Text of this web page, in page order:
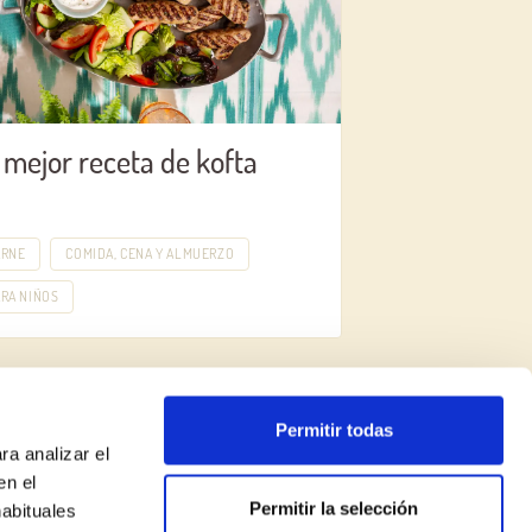
analizar el
el
Permitir todas
Permitir la selección
receta de kofta
COMIDA, CENA Y ALMUERZO
NIÑOS
Aviso legal